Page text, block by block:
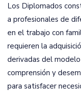
Los Diplomados
a profesionales de
en el trabajo con
requieren la
derivadas del
comprensión y
para satisfacer